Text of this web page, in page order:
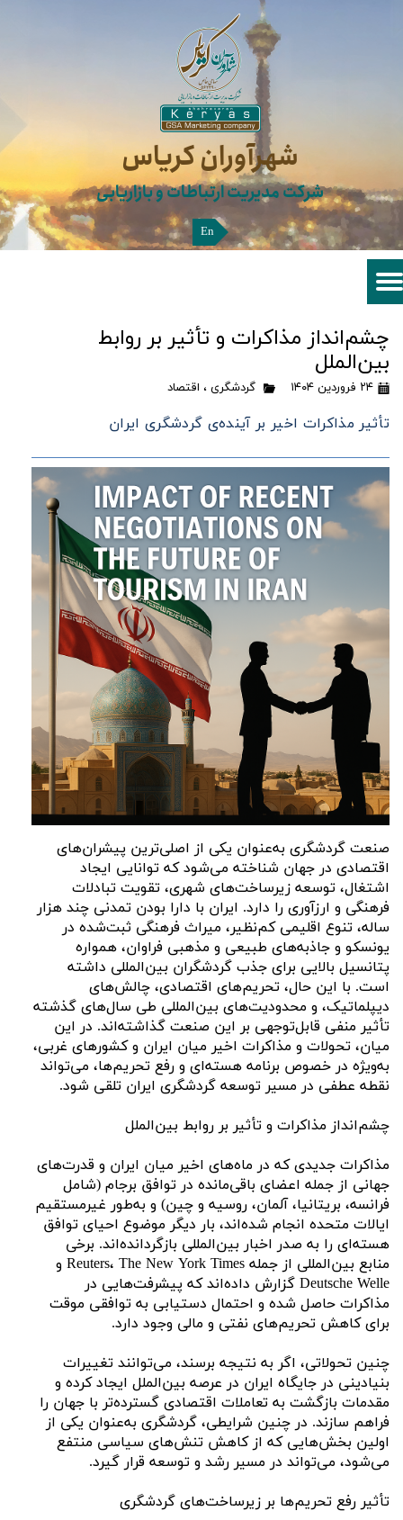
شهرآوران کریاس​​​​​​​
شرکت مدیریت ارتباطات و بازاریابی
En
چشم‌انداز مذاکرات و تأثیر بر روابط
بین‌الملل
۲۴ فروردین ۱۴۰۴ گردشگری ، اقتصاد
تأثیر مذاکرات اخیر بر آینده‌ی گردشگری ایران
صنعت گردشگری به‌عنوان یکی از اصلی‌ترین پیشران‌های
اقتصادی در جهان شناخته می‌شود که توانایی ایجاد
اشتغال، توسعه زیرساخت‌های شهری، تقویت تبادلات
فرهنگی و ارزآوری را دارد. ایران با دارا بودن تمدنی چند هزار
ساله، تنوع اقلیمی کم‌نظیر، میراث فرهنگی ثبت‌شده در
یونسکو و جاذبه‌های طبیعی و مذهبی فراوان، همواره
پتانسیل بالایی برای جذب گردشگران بین‌المللی داشته
است. با این حال، تحریم‌های اقتصادی، چالش‌های
دیپلماتیک، و محدودیت‌های بین‌المللی طی سال‌های گذشته
تأثیر منفی قابل‌توجهی بر این صنعت گذاشته‌اند. در این
میان، تحولات و مذاکرات اخیر میان ایران و کشورهای غربی،
به‌ویژه در خصوص برنامه هسته‌ای و رفع تحریم‌ها، می‌تواند
نقطه عطفی در مسیر توسعه گردشگری ایران تلقی شود.
چشم‌انداز مذاکرات و تأثیر بر روابط بین‌الملل
مذاکرات جدیدی که در ماه‌های اخیر میان ایران و قدرت‌های
جهانی از جمله اعضای باقی‌مانده در توافق برجام (شامل
فرانسه، بریتانیا، آلمان، روسیه و چین) و به‌طور غیرمستقیم
ایالات متحده انجام شده‌اند، بار دیگر موضوع احیای توافق
هسته‌ای را به صدر اخبار بین‌المللی بازگردانده‌اند. برخی
منابع بین‌المللی از جمله Reuters، The New York Times و
Deutsche Welle گزارش داده‌اند که پیشرفت‌هایی در
مذاکرات حاصل شده و احتمال دستیابی به توافقی موقت
برای کاهش تحریم‌های نفتی و مالی وجود دارد.
چنین تحولاتی، اگر به نتیجه برسند، می‌توانند تغییرات
بنیادینی در جایگاه ایران در عرصه بین‌الملل ایجاد کرده و
مقدمات بازگشت به تعاملات اقتصادی گسترده‌تر با جهان را
فراهم سازند. در چنین شرایطی، گردشگری به‌عنوان یکی از
اولین بخش‌هایی که از کاهش تنش‌های سیاسی منتفع
می‌شود، می‌تواند در مسیر رشد و توسعه قرار گیرد.
تأثیر رفع تحریم‌ها بر زیرساخت‌های گردشگری